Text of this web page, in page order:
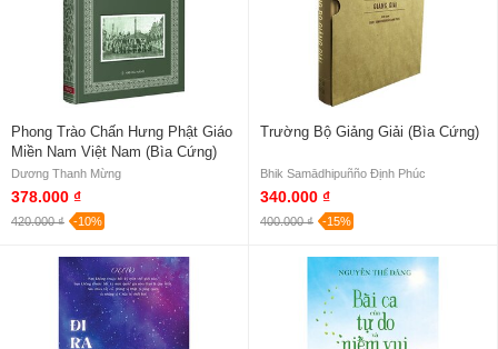
Phong Trào Chấn Hưng Phật Giáo
Miền Nam Việt Nam (Bìa Cứng)
Dương Thanh Mừng
378.000 ₫
420.000 ₫ -10%
Trường Bộ Giảng Giải (Bìa Cứng)
Bhik Samādhipuñño Định Phúc
340.000 ₫
400.000 ₫ -15%